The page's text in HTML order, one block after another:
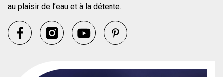
au plaisir de l’eau et à la détente.